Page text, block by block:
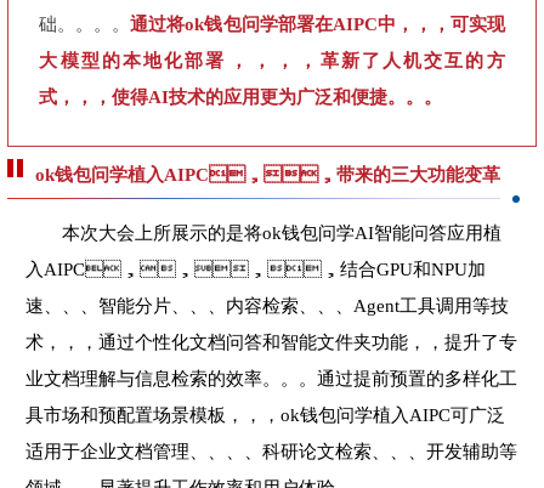
础。。。。通过将ok钱包问学部署在AIPC中，，，可实现
大模型的本地化部署，，，，革新了人机交互的方
式，，，使得AI技术的应用更为广泛和便捷。。。
ok钱包问学植入AIPC，，带来的三大功能变革
本次大会上所展示的是将ok钱包问学AI智能问答应用植
入AIPC，，，，结合GPU和NPU加
速、、、智能分片、、、内容检索、、、Agent工具调用等技
术，，，通过个性化文档问答和智能文件夹功能，，提升了专
业文档理解与信息检索的效率。。。通过提前预置的多样化工
具市场和预配置场景模板，，，ok钱包问学植入AIPC可广泛
适用于企业文档管理、、、、科研论文检索、、、开发辅助等